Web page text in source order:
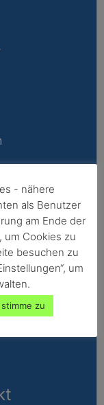
Lifetime
Support
10 Jahre
Reparatur-
- nähere
als Benutzer
am Ende der
um Cookies zu
besuchen zu
um
stimme zu